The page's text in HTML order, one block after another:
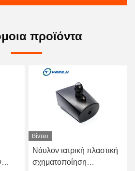
προϊόντα
Βίντεο
Νάυλον ιατρική πλαστική
σχηματοποίηση